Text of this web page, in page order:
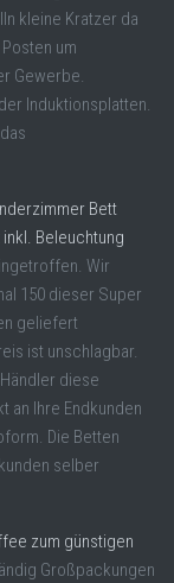
kleine Kratzer da
um
Gewerbe.
Induktionsplatten.
Bett
Beleuchtung
Wir
150 dieser Super
geliefert
ist unschlagbar.
diese
an Ihre Endkunden
Die Betten
selber
zum günstigen
Großpackungen